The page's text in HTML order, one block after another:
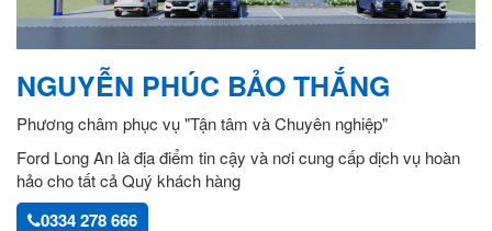
NGUYỄN PHÚC BẢO THẮNG
Phương châm phục vụ "Tận tâm và Chuyên nghiệp"
Ford Long An là địa điểm tin cậy và nơi cung cấp dịch vụ hoàn
hảo cho tất cả Quý khách hàng
0334 278 666